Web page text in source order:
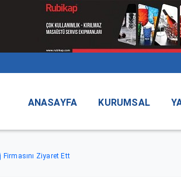
ANASAYFA KURUMSAL
Firmasını Ziyaret Ett